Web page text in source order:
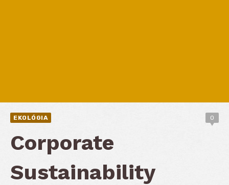
EKOLÓGIA 0
Corporate
Sustainability